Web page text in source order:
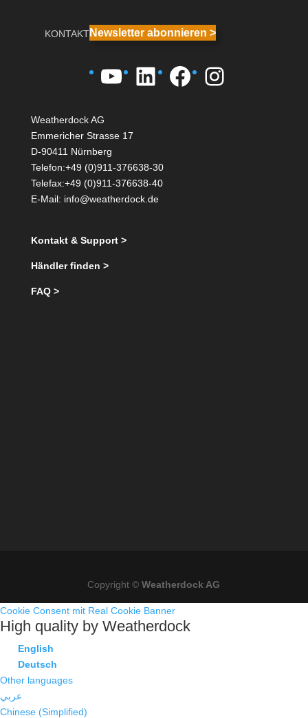
KONTAKTNewsletter abonnieren >
YouTube
LinkedIn
Facebook
Weatherdock AG
Emmericher Strasse 17
D-90411 Nürnberg
Telefon:+49 (0)911-376638-30
Telefax:+49 (0)911-376638-40
E-Mail: info@weatherdock.de
Kontakt & Support >
Händler finden >
FAQ >
Copyright ©Weatherdock AG
Cookie Consent mit Real Cookie Banner
High quality by Weatherdock
English
Deutsch
Other languages
عربي
Chinese (Simplified)